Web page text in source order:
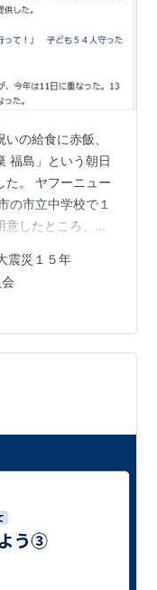
の給食に赤飯、
福島」という朝日
た。 ヤフーニュー
の市立中学校で１
意したところ、今
調理済みの約２
きょ、学校で備
したといいま
に赤飯を出してき
た。１３日が卒業
人が亡くなっ…
震災１５年